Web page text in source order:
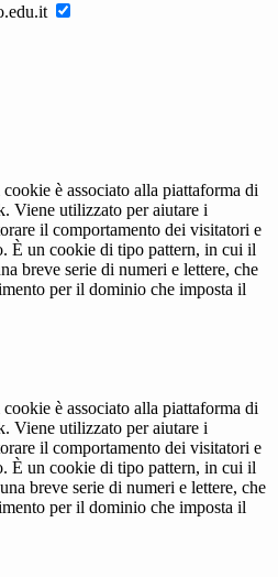
è associato alla piattaforma di
Viene utilizzato per aiutare i
il comportamento dei visitatori e
È un cookie di tipo pattern, in cui il
breve serie di numeri e lettere, che
per il dominio che imposta il
è associato alla piattaforma di
Viene utilizzato per aiutare i
il comportamento dei visitatori e
È un cookie di tipo pattern, in cui il
breve serie di numeri e lettere, che
per il dominio che imposta il